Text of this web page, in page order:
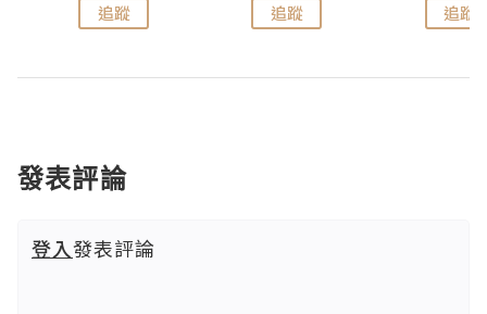
追蹤 追蹤 追蹤
發表評論
登入發表評論